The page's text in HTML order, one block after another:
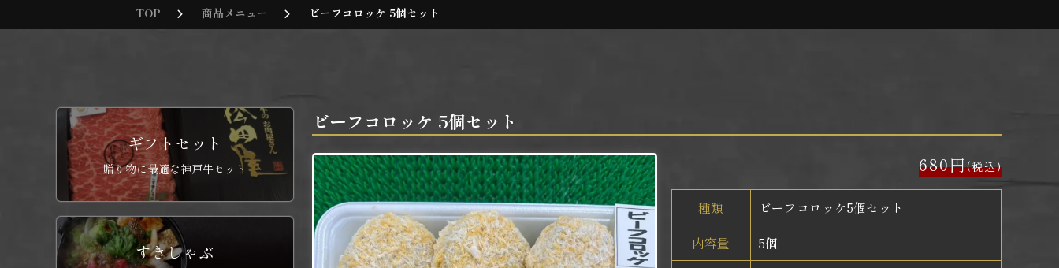
TOP 商品メニュー ビーフコロッケ 5個セット
ビーフコロッケ 5個セット
680円(税込)
種類
ビーフコロッケ5個セット
内容量
5個
ギフトセット
贈り物に最適な神戸牛セット
すきしゃぶ